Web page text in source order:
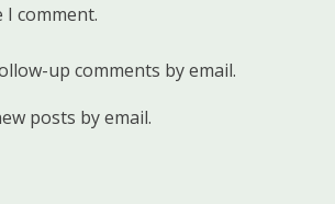
comment.
up comments by email.
posts by email.